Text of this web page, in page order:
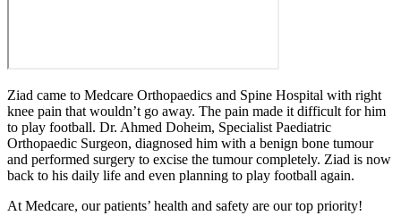
Ziad came to Medcare Orthopaedics and Spine Hospital with right
knee pain that wouldn’t go away. The pain made it difficult for him
to play football. Dr. Ahmed Doheim, Specialist Paediatric
Orthopaedic Surgeon, diagnosed him with a benign bone tumour
and performed surgery to excise the tumour completely. Ziad is now
back to his daily life and even planning to play football again.
At Medcare, our patients’ health and safety are our top priority!